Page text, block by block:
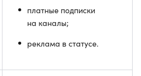
платные подписки
на каналы;
реклама в статусе.